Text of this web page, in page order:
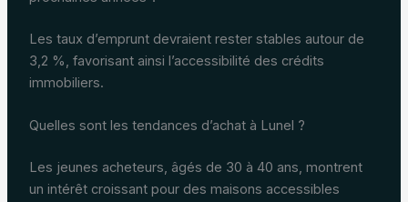
Les taux d’emprunt devraient rester stables autour de
3,2 %, favorisant ainsi l’accessibilité des crédits
immobiliers.
Quelles sont les tendances d’achat à Lunel ?
Les jeunes acheteurs, âgés de 30 à 40 ans, montrent
un intérêt croissant pour des maisons accessibles